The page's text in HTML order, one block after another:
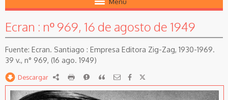
Ecran : nº 969, 16 de agosto de 1949
Ecran. Santiago : Empresa Editora Zig-Zag, 1930-1969.
39 v., n° 969, (16 ago. 1949)
Descargar RDF imprimirReportarCitar